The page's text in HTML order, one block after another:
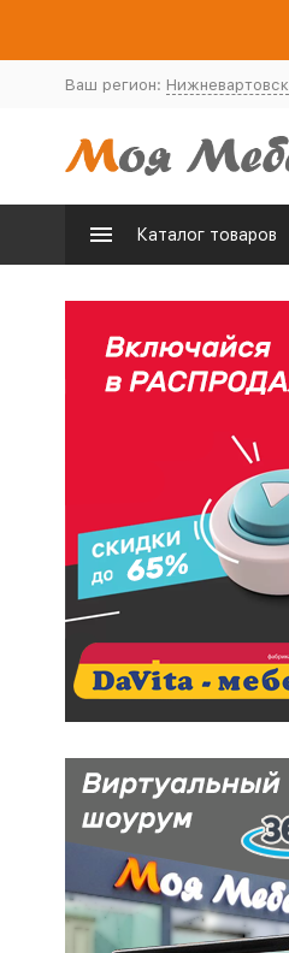
Ваш регион: Нижневартовск
Каталог товаров